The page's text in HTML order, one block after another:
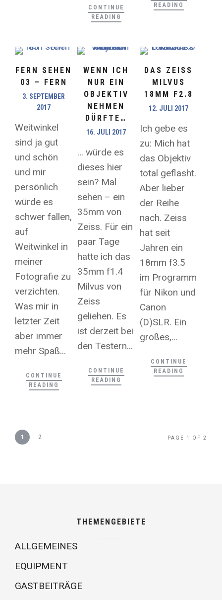
CONTINUE
READING
READING
FERN SEHEN
03 – FERN
3. SEPTEMBER
2017
Weitwinkel
sind ja gut
und schön
und mir
persönlich
würde es
schwer fallen,
auf
Weitwinkel in
meiner
Fotografie zu
verzichten.
Was mir in
letzter Zeit
aber immer
mehr Spaß...
CONTINUE
READING
WENN ICH
NUR EIN
OBJEKTIV
NEHMEN
DÜRFTE…
16. JULI 2017
… würde es
dieses hier
sein? Mal
sehen – ein
35mm von
Zeiss. Für ein
paar Tage
hatte ich das
35mm f1.4
Milvus von
Zeiss
geliehen. Es
ist derzeit bei
den Testern...
CONTINUE
READING
DAS ZEISS
MILVUS
18MM F2.8
12. JULI 2017
Ich gebe es
zu: Mich hat
das Objektiv
total geflasht.
Aber lieber
der Reihe
nach. Zeiss
hat seit
Jahren ein
18mm f3.5
im Programm
für Nikon und
Canon
(D)SLR. Ein
großes,...
CONTINUE
READING
1 2 PAGE 1 OF 2
THEMENGEBIETE
ALLGEMEINES
EQUIPMENT
GASTBEITRÄGE